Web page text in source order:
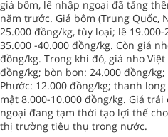
giá bôm, lê nhập ngoại đã tăng
năm trước. Giá bôm (Trung Quốc,
25.000 đồng/kg, tùy loại; lê
35.000 -40.000 đồng/kg. Còn giá
đồng/kg. Trong khi đó, giá nho
đồng/kg; bòn bon: 24.000 đồng/
Phước: 12.000 đồng/kg; thanh
mật 8.000-10.000 đồng/kg. Giá
ngoại đang tạm thời tạo lợi thế
thị trường tiêu thụ trong nước.